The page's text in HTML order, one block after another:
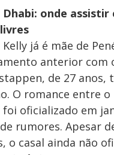
Dhabi: onde
Kelly já é mãe de
anterior com
de 27 anos,
O romance entre
oficializado em
rumores. Apesar
o casal ainda não